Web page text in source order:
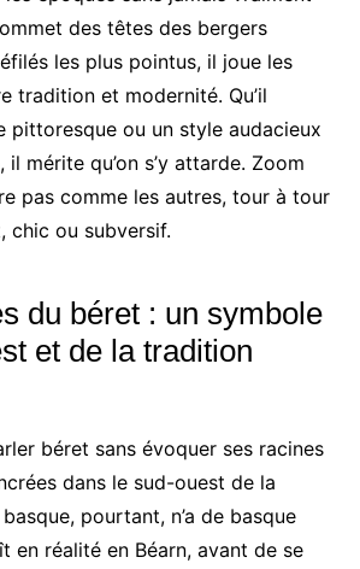
des têtes des bergers
les plus pointus, il joue les
tradition et modernité. Qu’il
pittoresque ou un style audacieux
mérite qu’on s’y attarde. Zoom
pas comme les autres, tour à tour
chic ou subversif.
du béret : un symbole
et de la tradition
béret sans évoquer ses racines
dans le sud-ouest de la
pourtant, n’a de basque
en réalité en Béarn, avant de se